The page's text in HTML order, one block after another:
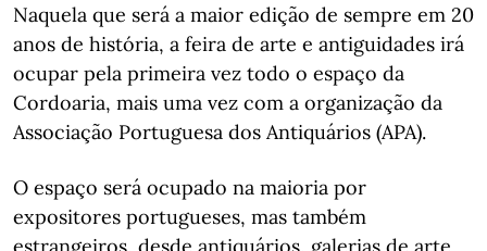
Naquela que será a maior edição de sempre em 20
anos de história, a feira de arte e antiguidades irá
ocupar pela primeira vez todo o espaço da
Cordoaria, mais uma vez com a organização da
Associação Portuguesa dos Antiquários (APA).
O espaço será ocupado na maioria por
expositores portugueses, mas também
estrangeiros, desde antiquários, galerias de arte